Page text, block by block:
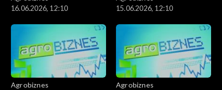
16.06.2026, 12:10
15.06.2026, 12:10
Agrobiznes
Agrobiznes